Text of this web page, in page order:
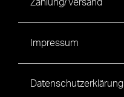
Zahlung/Versand
Impressum
Datenschutzerklärung